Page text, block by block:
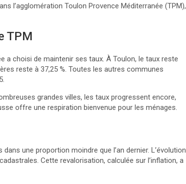
l’agglomération Toulon Provence Méditerranée (TPM),
TPM
a choisi de maintenir ses taux. À Toulon, le taux reste
reste à 37,25 %. Toutes les autres communes
grandes villes, les taux progressent encore,
offre une respiration bienvenue pour les ménages.
une proportion moindre que l’an dernier. L’évolution
Cette revalorisation, calculée sur l’inflation, a